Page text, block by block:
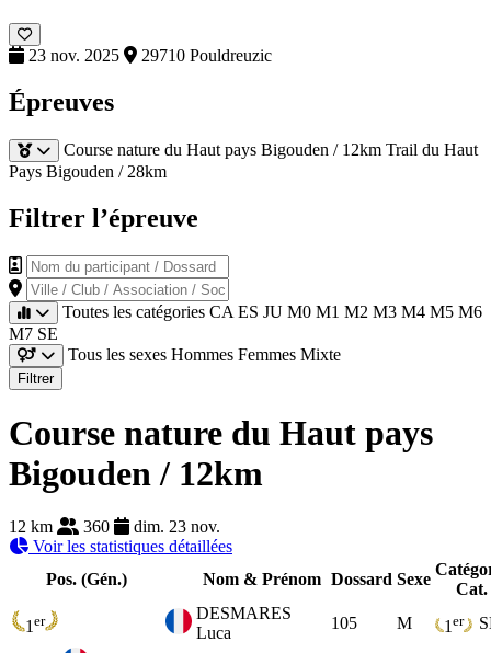
23 nov. 2025 29710 Pouldreuzic
Épreuves
Course nature du Haut pays Bigouden / 12km Trail du Haut
Pays Bigouden / 28km
Filtrer l’épreuve
Nom du participant / Dossard
Ville / Club / Association / Société
Toutes les catégories CA ES JU M0 M1 M2 M3 M4 M5 M6
M7 SE
Tous les sexes Hommes Femmes Mixte
Filtrer
Course nature du Haut pays
Bigouden / 12km
12 km 360
dim. 23 nov.
Voir les statistiques détaillées
Pos. (Gén.)
Nom & Prénom Dossard Sexe
Cat.
1 er
DESMARES
Luca
105 M 1 er